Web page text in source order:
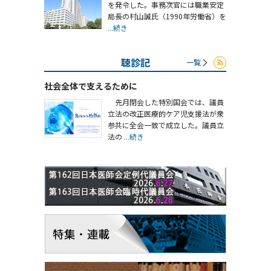
を発令した。事務次官には職業安定
局長の村山誠氏（1990年労働省）を
...続き
聴診記 一覧
社会全体で支えるために
先月閉会した特別国会では、議員
立法の改正医療的ケア児支援法が衆
参共に全会一致で成立した。議員立
法の ...続き